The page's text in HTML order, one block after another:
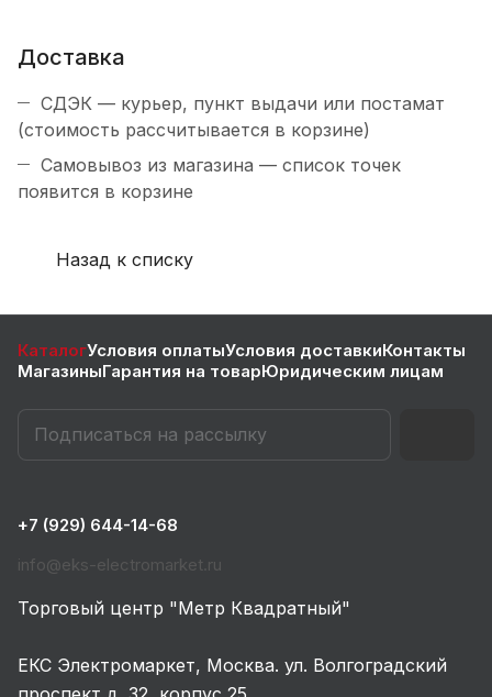
Доставка
СДЭК — курьер, пункт выдачи или постамат
(стоимость рассчитывается в корзине)
Самовывоз из магазина — список точек
появится в корзине
Назад к списку
КаталогУсловия оплатыУсловия доставкиКонтакты
МагазиныГарантия на товарЮридическим лицам
+7 (929) 644-14-68
info@eks-electromarket.ru
Торговый центр "Метр Квадратный"
ЕКС Электромаркет, Москва. ул. Волгоградский